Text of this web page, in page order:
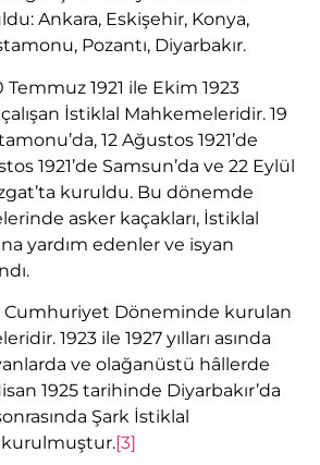
Ankara, Eskişehir, Konya,
Pozantı, Diyarbakır.
Temmuz 1921 ile Ekim 1923
İstiklal Mahkemeleridir. 19
12 Ağustos 1921’de
1921’de Samsun’da ve 22 Eylül
kuruldu. Bu dönemde
asker kaçakları, İstiklal
yardım edenler ve isyan
Cumhuriyet Döneminde kurulan
1923 ile 1927 yılları asında
ve olağanüstü hâllerde
1925 tarihinde Diyarbakır’da
Şark İstiklal
[3]